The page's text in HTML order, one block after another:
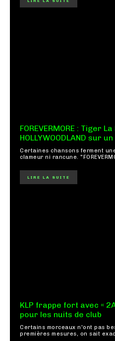
FOREVERMORE : Tiger
HOLLYWOODLAND sur
Certaines chansons ferment
clameur ni rancune.
LIRE LA SUITE
KLP frappe fort avec «
pour les nuits de club
Certains morceaux n'ont pas
premières mesures, on sait